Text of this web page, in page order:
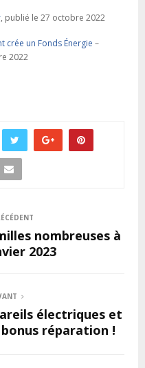
, publié le 27 octobre 2022
crée un Fonds Énergie –
2022
nombreuses à
2023
électriques et
réparation !